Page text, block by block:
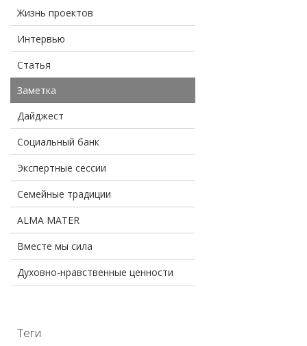
Жизнь проектов
Интервью
Статья
Заметка
Дайджест
Социальный банк
Экспертные сессии
Семейные традиции
ALMA MATER
Вместе мы сила
Духовно-нравственные ценности
Теги